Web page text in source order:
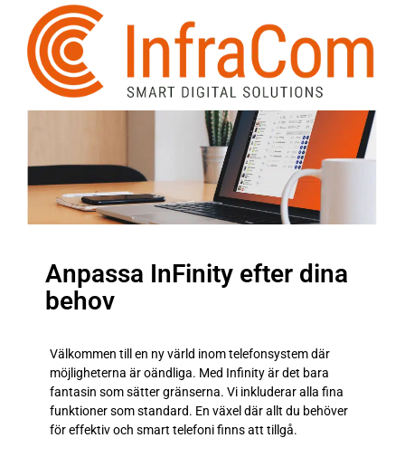
Anpassa InFinity efter dina
behov
Välkommen till en ny värld inom telefonsystem där
möjligheterna är oändliga. Med Infinity är det bara
fantasin som sätter gränserna. Vi inkluderar alla fina
funktioner som standard. En växel där allt du behöver
för effektiv och smart telefoni finns att tillgå.